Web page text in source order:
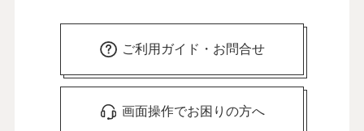
ご利用ガイド・お問合せ
画面操作でお困りの方へ